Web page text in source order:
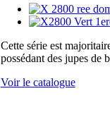
Cette série est
possédant des jupes de
Voir le catalogue